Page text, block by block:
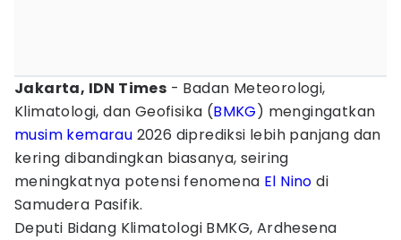
Jakarta, IDN Times - Badan Meteorologi,
Klimatologi, dan Geofisika (BMKG) mengingatkan
musim kemarau 2026 diprediksi lebih panjang dan
kering dibandingkan biasanya, seiring
meningkatnya potensi fenomena El Nino di
Samudera Pasifik.
Deputi Bidang Klimatologi BMKG, Ardhesena